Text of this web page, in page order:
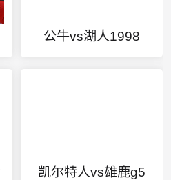
公牛vs湖人1998
凯尔特人vs雄鹿g5